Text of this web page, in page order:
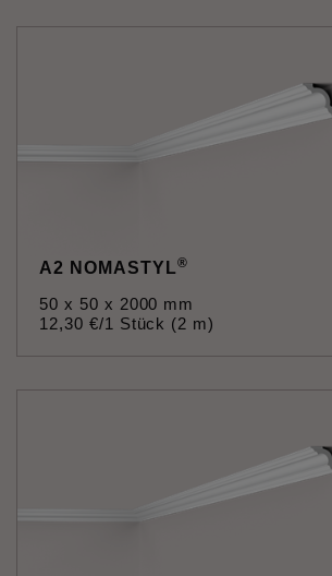
A2 NOMASTYL®
50 x 50 x 2000 mm
12,30 €/1 Stück (2 m)